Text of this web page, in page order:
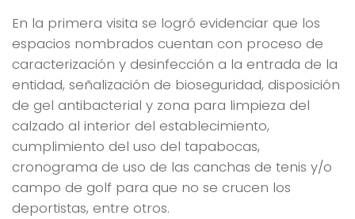
En la primera visita se logró evidenciar que los
espacios nombrados cuentan con proceso de
caracterización y desinfección a la entrada de la
entidad, señalización de bioseguridad, disposición
de gel antibacterial y zona para limpieza del
calzado al interior del establecimiento,
cumplimiento del uso del tapabocas,
cronograma de uso de las canchas de tenis y/o
campo de golf para que no se crucen los
deportistas, entre otros.